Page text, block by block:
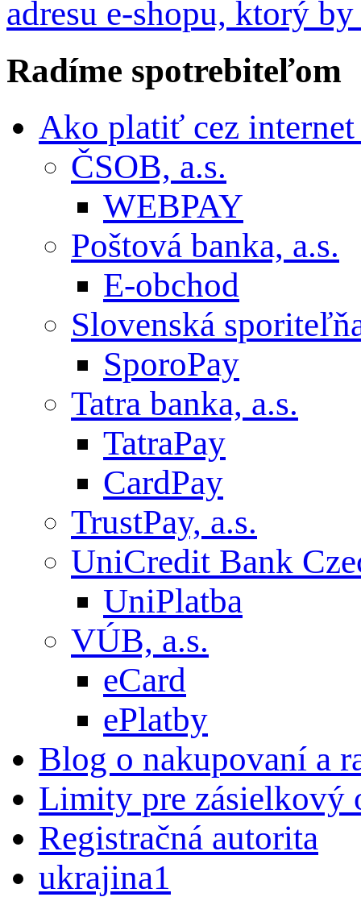
adresu e-shopu, ktorý
Radíme spotrebiteľom
Ako platiť cez internet
ČSOB, a.s.
WEBPAY
Poštová banka, a.s.
E-obchod
Slovenská
SporoPay
Tatra banka, a.s.
TatraPay
CardPay
TrustPay, a.s.
UniCredit Bank
UniPlatba
VÚB, a.s.
eCard
ePlatby
Blog o nakupovaní a
Limity pre zásielkový
Registračná autorita
ukrajina1